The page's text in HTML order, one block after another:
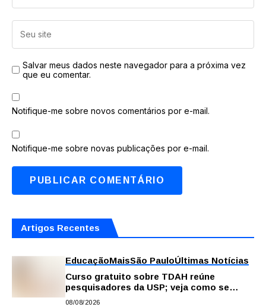
Salvar meus dados neste navegador para a próxima vez
que eu comentar.
Notifique-me sobre novos comentários por e-mail.
Notifique-me sobre novas publicações por e-mail.
Artigos Recentes
EducaçãoMaisSão PauloÚltimas Notícias
Curso gratuito sobre TDAH reúne
pesquisadores da USP; veja como se
inscrever
08/08/2026